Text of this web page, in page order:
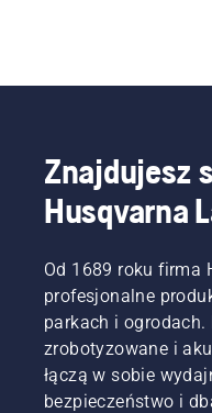
Znajdujesz
Husqvarna
Od 1689 roku firma
profesjonalne
parkach i
zrobotyzowane i
łączą w sobie
bezpieczeństwo i